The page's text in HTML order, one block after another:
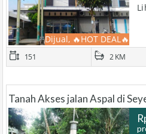
Dijual, 🔥HOT DEAL🔥
151 2 KM
Tanah Akses jalan Aspal di